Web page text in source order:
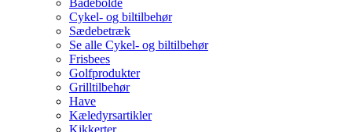
Badebolde
Cykel- og biltilbehør
Sædebetræk
Se alle Cykel- og biltilbehør
Frisbees
Golfprodukter
Grilltilbehør
Have
Kæledyrsartikler
Kikkerter